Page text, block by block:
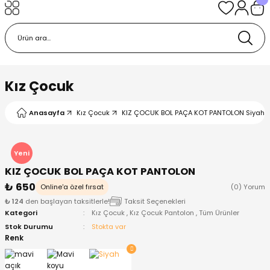
Kız Çocuk
Anasayfa Kız Çocuk KIZ ÇOCUK BOL PAÇA KOT PANTOLON Siyah
Yeni
KIZ ÇOCUK BOL PAÇA KOT PANTOLON
₺ 650
Online'a özel fırsat
(0) Yorum
₺ 124 den başlayan taksitlerle!
Taksit Seçenekleri
Kategori
Kız Çocuk , Kız Çocuk Pantolon ,Tüm Ürünler
Stok Durumu
Stokta var
Renk
Giyim
Bere ve Eldiven
Body
Bere ve Eldiven
Body
ve Patik
Çıkışı ve Zıbın Seti
Ürünleri